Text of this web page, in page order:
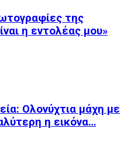
της
η εντολέας μου»
Ολονύχτια μάχη με
η εικόνα…